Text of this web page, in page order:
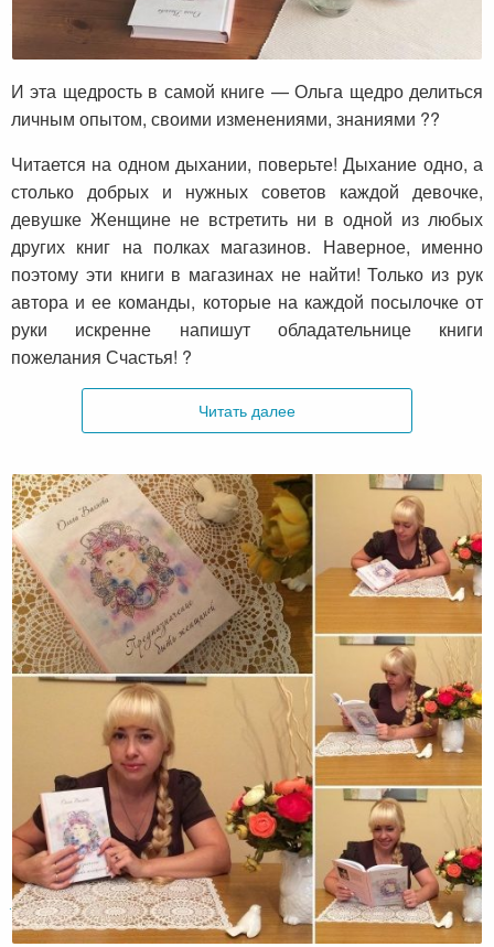
Ксения о книге «Предназначение быть
женщиной»
И эта щедрость в самой книге — Ольга щедро делиться
личным опытом, своими изменениями, знаниями ??
Читается на одном дыхании, поверьте! Дыхание одно, а
столько добрых и нужных советов каждой девочке,
девушке Женщине не встретить ни в одной из любых
других книг на полках магазинов. Наверное, именно
поэтому эти книги в магазинах не найти! Только из рук
автора и ее команды, которые на каждой посылочке от
руки искренне напишут обладательнице книги
пожелания Счастья! ?
Читать далее
Анастасия о книгах Ольги и своем новом
пути